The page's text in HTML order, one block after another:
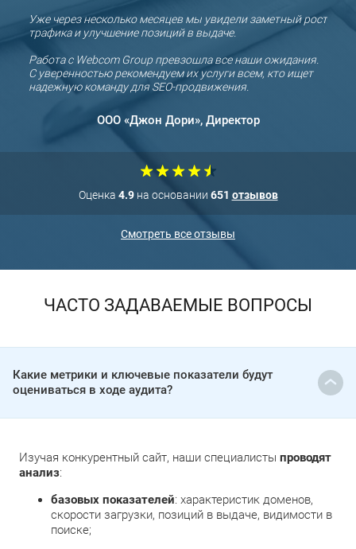
Уже через несколько месяцев мы увидели заметный рост
трафика и улучшение позиций в выдаче.
Работа с Webcom Group превзошла все наши ожидания.
С уверенностью рекомендуем их услуги всем, кто ищет
надежную команду для SEO-продвижения.
ООО «Джон Дори», Директор
ООО
Оценка 4.9на основании 651 отзывов
Смотреть все отзывы
ЧАСТО ЗАДАВАЕМЫЕ ВОПРОСЫ
Какие метрики и ключевые показатели будут
оцениваться в ходе аудита?
Изучая конкурентный сайт, наши специалисты проводят
анализ:
базовых показателей: характеристик доменов,
скорости загрузки, позиций в выдаче, видимости в
поиске;